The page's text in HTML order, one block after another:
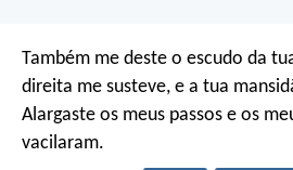
Também me deste o escudo da
direita me susteve, e a tua
Alargaste os meus passos e os
vacilaram.